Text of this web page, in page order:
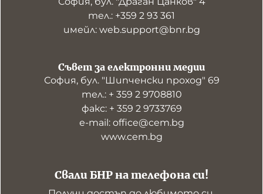
тел.: +359 2 93 361
имейл: web.support@bnr.bg
Свали БНР на телефона си!
Съвет за електронни медии
София, бул. "Шипченски проход" 69
тел.: + 359 2 9708810
факс: + 359 2 9733769
е-mail: office@cem.bg
www.cem.bg